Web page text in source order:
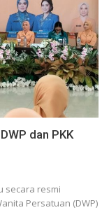
dan PKK
secara resmi
Persatuan (DWP)